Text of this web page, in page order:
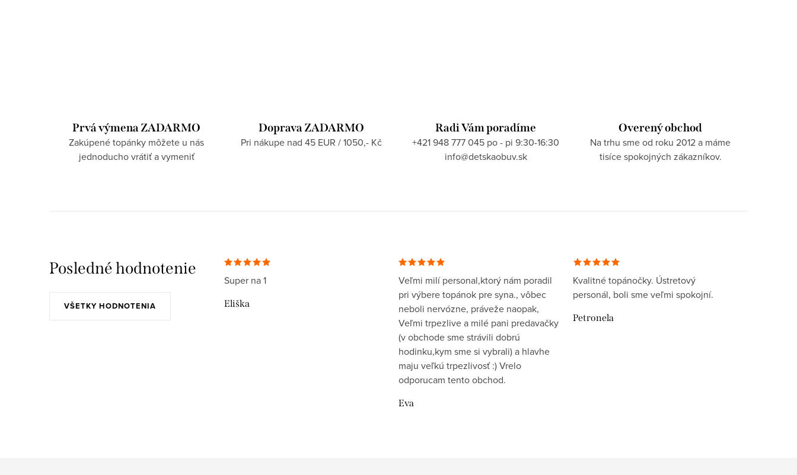
Prvá výmena ZADARMO
Zakúpené topánky môžete u nás
jednoducho vrátiť a vymeniť
Doprava ZADARMO
Pri nákupe nad 45 EUR / 1050,- Kč
Radi Vám poradíme
+421 948 777 045 po - pi 9:30-16:30
info@detskaobuv.sk
Overený obchod
Na trhu sme od roku 2012 a máme
tisíce spokojných zákazníkov.
Posledné hodnotenie
VŠETKY HODNOTENIA
Super na 1
Eliška
Veľmi milí personal,ktorý nám poradil
pri výbere topánok pre syna., vôbec
neboli nervózne, práveže naopak,
Veľmi trpezlive a milé pani predavačky
(v obchode sme strávili dobrú
hodinku,kym sme si vybrali) a hlavhe
maju veľkú trpezlivosť :) Vrelo
odporucam tento obchod.
Eva
Kvalitné topánočky. Ústretový
personál, boli sme veľmi spokojní.
Petronela